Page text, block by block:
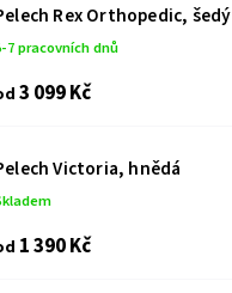
Rex Orthopedic, šedý
7 pracovních dnů
3 099 Kč
Victoria, hnědá
1 390 Kč